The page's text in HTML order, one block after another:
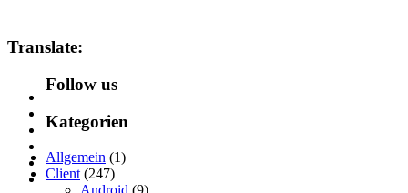
Translate:
Follow us
Kategorien
Allgemein (1)
Client (247)
Android (9)